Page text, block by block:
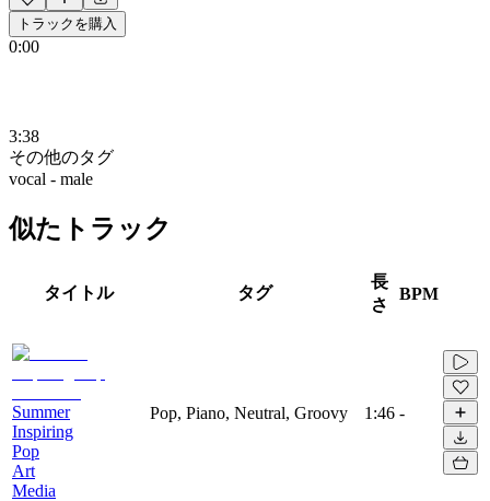
トラックを購入
0:00
3:38
その他のタグ
vocal - male
似たトラック
タイトル タグ
長
さ
BPM
Summer
Inspiring
Pop
Art
Media
Pop, Piano, Neutral, Groovy 1:46 -